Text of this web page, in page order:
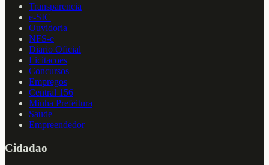
Transparencia
e-SIC
Ouvidoria
NFS-e
Diario Oficial
Licitacoes
Concursos
Empregos
Central 156
Minha Prefeitura
Saude
Empreendedor
Cidadao